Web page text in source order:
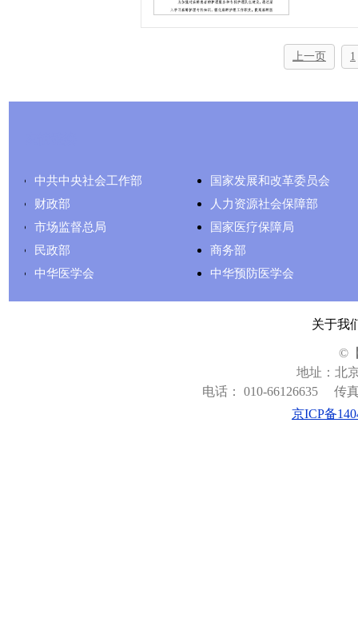
上一页 1
中共中央社会工作部
国家发展和改革委员会
财政部
人力资源社会保障部
市场监督总局
国家医疗保障局
民政部
商务部
中华医学会
中华预防医学会
关于我
©
地址：北
电话： 010-66126635
传
京ICP备